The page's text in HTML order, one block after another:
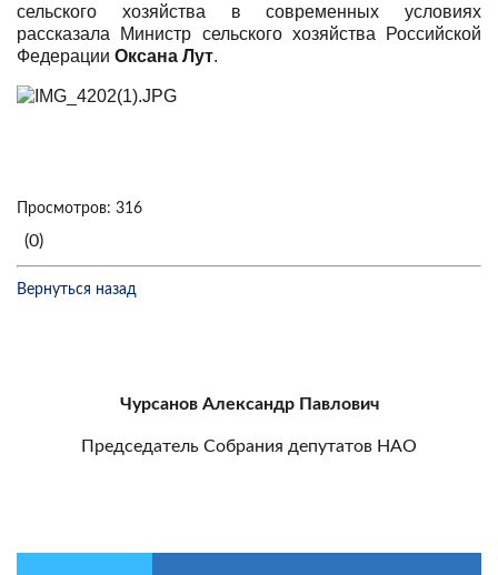
сельского хозяйства в современных условиях
рассказала Министр сельского хозяйства Российской
Федерации Оксана Лут.
Просмотров: 316
(0)
Вернуться назад
Чурсанов Александр Павлович
Председатель Собрания депутатов НАО